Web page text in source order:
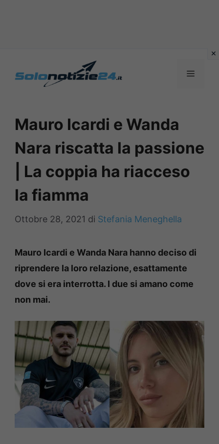
MENU
Mauro Icardi e Wanda
Nara riscatta la passione
| La coppia ha riacceso
la fiamma
Ottobre 28, 2021 di Stefania Meneghella
Mauro Icardi e Wanda Nara hanno deciso di
riprendere la loro relazione, esattamente
dove si era interrotta. I due si amano come
non mai.